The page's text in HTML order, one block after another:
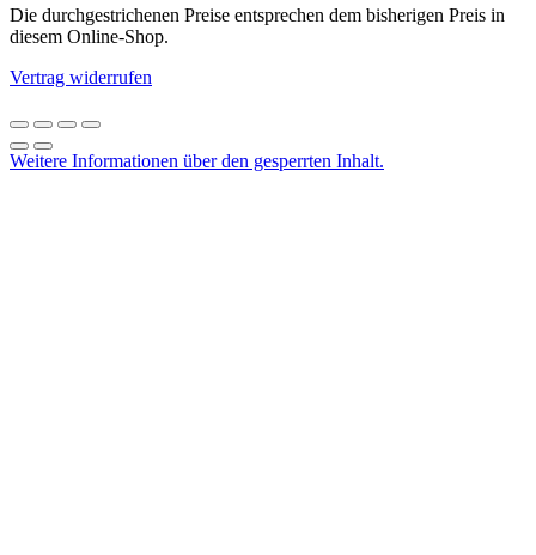
Die durchgestrichenen Preise entsprechen dem bisherigen Preis in
diesem Online-Shop.
Vertrag widerrufen
Weitere Informationen über den gesperrten Inhalt.